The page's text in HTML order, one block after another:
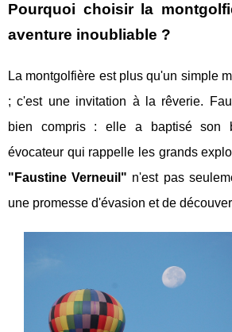
Pourquoi choisir la
aventure inoubliable ?
La montgolfière est plus qu'un simple
; c'est une invitation à la rêverie.
bien compris : elle a baptisé son
évocateur qui rappelle les grands
"Faustine Verneuil" n'est pas
une promesse d'évasion et de